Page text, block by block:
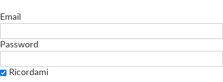
Email
Password
Ricordami